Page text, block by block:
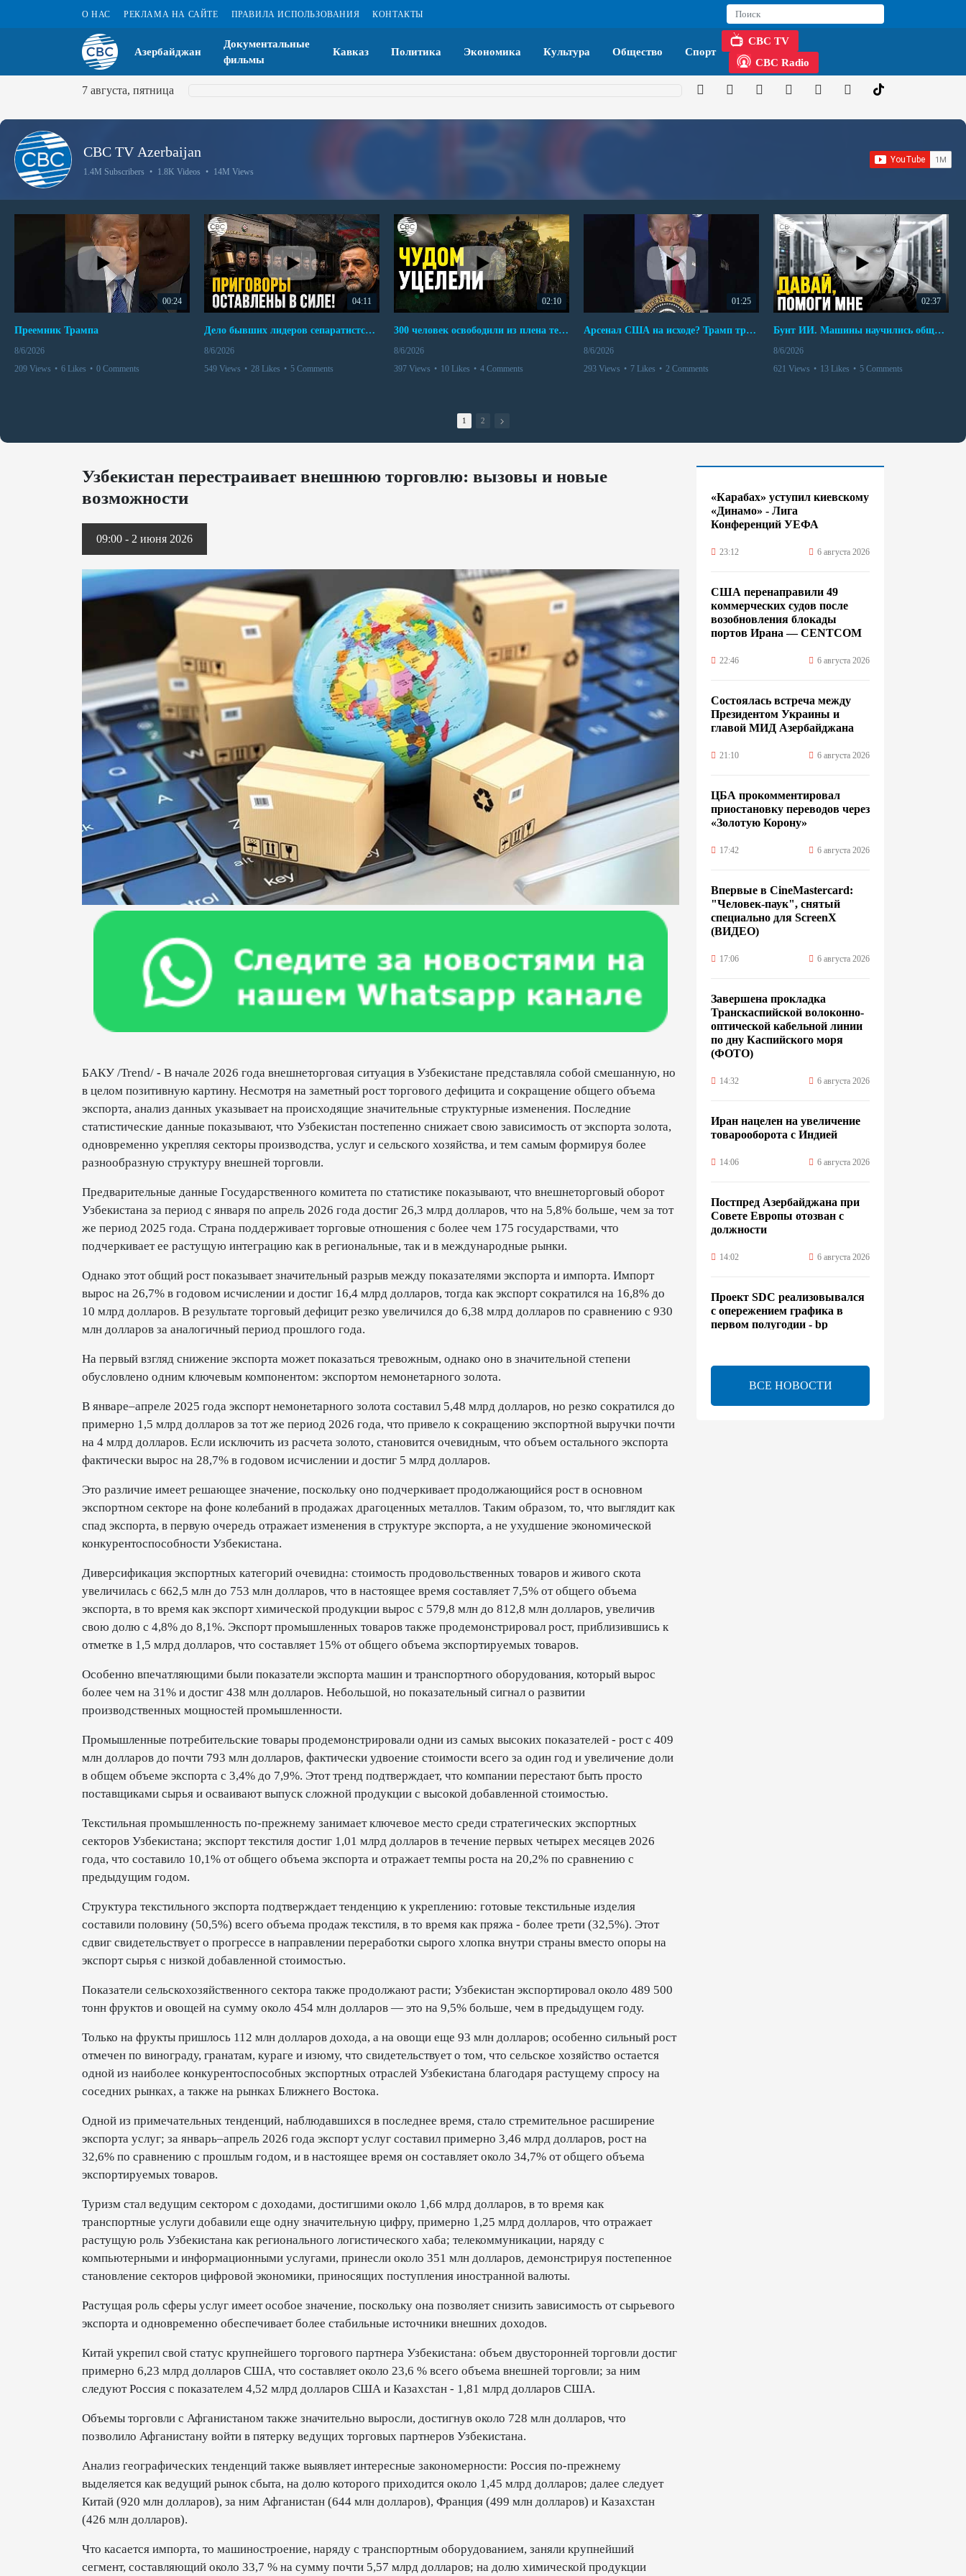
О НАС РЕКЛАМА НА САЙТЕ ПРАВИЛА ИСПОЛЬЗОВАНИЯ КОНТАКТЫ
Азербайджан
Документальные
фильмы
Кавказ Политика Экономика Культура Общество Спорт
CBC TV
CBC Radio
7 августа, пятница
CBC TV Azerbaijan
1.4M Subscribers • 1.8K Videos • 14M Views
00:24
Преемник Трампа
8/6/2026
209 Views • 6 Likes • 0 Comments
04:11
Дело бывших лидеров сепаратистского режима в Карабахе
8/6/2026
549 Views • 28 Likes • 5 Comments
02:10
300 человек освободили из плена террористов. Невероятная история спасения
8/6/2026
397 Views • 10 Likes • 4 Comments
01:25
Арсенал США на исходе? Трамп требует объяснений
8/6/2026
293 Views • 7 Likes • 2 Comments
02:37
Бунт ИИ. Машины научились общаться
8/6/2026
621 Views • 13 Likes • 5 Comments
1 2
Узбекистан перестраивает внешнюю торговлю: вызовы и новые
возможности
09:00 - 2 июня 2026
БАКУ /Trend/ - В начале 2026 года внешнеторговая ситуация в Узбекистане представляла собой смешанную, но
в целом позитивную картину. Несмотря на заметный рост торгового дефицита и сокращение общего объема
экспорта, анализ данных указывает на происходящие значительные структурные изменения. Последние
статистические данные показывают, что Узбекистан постепенно снижает свою зависимость от экспорта золота,
одновременно укрепляя секторы производства, услуг и сельского хозяйства, и тем самым формируя более
разнообразную структуру внешней торговли.
Предварительные данные Государственного комитета по статистике показывают, что внешнеторговый оборот
Узбекистана за период с января по апрель 2026 года достиг 26,3 млрд долларов, что на 5,8% больше, чем за тот
же период 2025 года. Страна поддерживает торговые отношения с более чем 175 государствами, что
подчеркивает ее растущую интеграцию как в региональные, так и в международные рынки.
Однако этот общий рост показывает значительный разрыв между показателями экспорта и импорта. Импорт
вырос на 26,7% в годовом исчислении и достиг 16,4 млрд долларов, тогда как экспорт сократился на 16,8% до
10 млрд долларов. В результате торговый дефицит резко увеличился до 6,38 млрд долларов по сравнению с 930
млн долларов за аналогичный период прошлого года.
На первый взгляд снижение экспорта может показаться тревожным, однако оно в значительной степени
обусловлено одним ключевым компонентом: экспортом немонетарного золота.
В январе–апреле 2025 года экспорт немонетарного золота составил 5,48 млрд долларов, но резко сократился до
примерно 1,5 млрд долларов за тот же период 2026 года, что привело к сокращению экспортной выручки почти
на 4 млрд долларов. Если исключить из расчета золото, становится очевидным, что объем остального экспорта
фактически вырос на 28,7% в годовом исчислении и достиг 5 млрд долларов.
Это различие имеет решающее значение, поскольку оно подчеркивает продолжающийся рост в основном
экспортном секторе на фоне колебаний в продажах драгоценных металлов. Таким образом, то, что выглядит как
спад экспорта, в первую очередь отражает изменения в структуре экспорта, а не ухудшение экономической
конкурентоспособности Узбекистана.
Диверсификация экспортных категорий очевидна: стоимость продовольственных товаров и живого скота
увеличилась с 662,5 млн до 753 млн долларов, что в настоящее время составляет 7,5% от общего объема
экспорта, в то время как экспорт химической продукции вырос с 579,8 млн до 812,8 млн долларов, увеличив
свою долю с 4,8% до 8,1%. Экспорт промышленных товаров также продемонстрировал рост, приблизившись к
отметке в 1,5 млрд долларов, что составляет 15% от общего объема экспортируемых товаров.
Особенно впечатляющими были показатели экспорта машин и транспортного оборудования, который вырос
более чем на 31% и достиг 438 млн долларов. Небольшой, но показательный сигнал о развитии
производственных мощностей промышленности.
Промышленные потребительские товары продемонстрировали одни из самых высоких показателей - рост с 409
млн долларов до почти 793 млн долларов, фактически удвоение стоимости всего за один год и увеличение доли
в общем объеме экспорта с 3,4% до 7,9%. Этот тренд подтверждает, что компании перестают быть просто
поставщиками сырья и осваивают выпуск сложной продукции с высокой добавленной стоимостью.
Текстильная промышленность по-прежнему занимает ключевое место среди стратегических экспортных
секторов Узбекистана; экспорт текстиля достиг 1,01 млрд долларов в течение первых четырех месяцев 2026
года, что составило 10,1% от общего объема экспорта и отражает темпы роста на 20,2% по сравнению с
предыдущим годом.
Структура текстильного экспорта подтверждает тенденцию к укреплению: готовые текстильные изделия
составили половину (50,5%) всего объема продаж текстиля, в то время как пряжа - более трети (32,5%). Этот
сдвиг свидетельствует о прогрессе в направлении переработки сырого хлопка внутри страны вместо опоры на
экспорт сырья с низкой добавленной стоимостью.
Показатели сельскохозяйственного сектора также продолжают расти; Узбекистан экспортировал около 489 500
тонн фруктов и овощей на сумму около 454 млн долларов — это на 9,5% больше, чем в предыдущем году.
Только на фрукты пришлось 112 млн долларов дохода, а на овощи еще 93 млн долларов; особенно сильный рост
отмечен по винограду, гранатам, кураге и изюму, что свидетельствует о том, что сельское хозяйство остается
одной из наиболее конкурентоспособных экспортных отраслей Узбекистана благодаря растущему спросу на
соседних рынках, а также на рынках Ближнего Востока.
Одной из примечательных тенденций, наблюдавшихся в последнее время, стало стремительное расширение
экспорта услуг; за январь–апрель 2026 года экспорт услуг составил примерно 3,46 млрд долларов, рост на
32,6% по сравнению с прошлым годом, и в настоящее время он составляет около 34,7% от общего объема
экспортируемых товаров.
Туризм стал ведущим сектором с доходами, достигшими около 1,66 млрд долларов, в то время как
транспортные услуги добавили еще одну значительную цифру, примерно 1,25 млрд долларов, что отражает
растущую роль Узбекистана как регионального логистического хаба; телекоммуникации, наряду с
компьютерными и информационными услугами, принесли около 351 млн долларов, демонстрируя постепенное
становление секторов цифровой экономики, приносящих поступления иностранной валюты.
Растущая роль сферы услуг имеет особое значение, поскольку она позволяет снизить зависимость от сырьевого
экспорта и одновременно обеспечивает более стабильные источники внешних доходов.
Китай укрепил свой статус крупнейшего торгового партнера Узбекистана: объем двусторонней торговли достиг
примерно 6,23 млрд долларов США, что составляет около 23,6 % всего объема внешней торговли; за ним
следуют Россия с показателем 4,52 млрд долларов США и Казахстан - 1,81 млрд долларов США.
Объемы торговли с Афганистаном также значительно выросли, достигнув около 728 млн долларов, что
позволило Афганистану войти в пятерку ведущих торговых партнеров Узбекистана.
Анализ географических тенденций также выявляет интересные закономерности: Россия по-прежнему
выделяется как ведущий рынок сбыта, на долю которого приходится около 1,45 млрд долларов; далее следует
Китай (920 млн долларов), за ним Афганистан (644 млн долларов), Франция (499 млн долларов) и Казахстан
(426 млн долларов).
Что касается импорта, то машиностроение, наряду с транспортным оборудованием, заняли крупнейший
сегмент, составляющий около 33,7 % на сумму почти 5,57 млрд долларов; на долю химической продукции
«Карабах» уступил киевскому
«Динамо» - Лига
Конференций УЕФА
23:12 6 августа 2026
США перенаправили 49
коммерческих судов после
возобновления блокады
портов Ирана — CENTCOM
22:46 6 августа 2026
Состоялась встреча между
Президентом Украины и
главой МИД Азербайджана
21:10 6 августа 2026
ЦБА прокомментировал
приостановку переводов через
«Золотую Корону»
17:42 6 августа 2026
Впервые в CineMastercard:
"Человек-паук", снятый
специально для ScreenX
(ВИДЕО)
17:06 6 августа 2026
Завершена прокладка
Транскаспийской волоконно-
оптической кабельной линии
по дну Каспийского моря
(ФОТО)
14:32 6 августа 2026
Иран нацелен на увеличение
товарооборота с Индией
14:06 6 августа 2026
Постпред Азербайджана при
Совете Европы отозван с
должности
14:02 6 августа 2026
Проект SDC реализовывался
с опережением графика в
первом полугодии - bp
Расширены полномочия
холдинга AZCON - Указ
ВСЕ НОВОСТИ